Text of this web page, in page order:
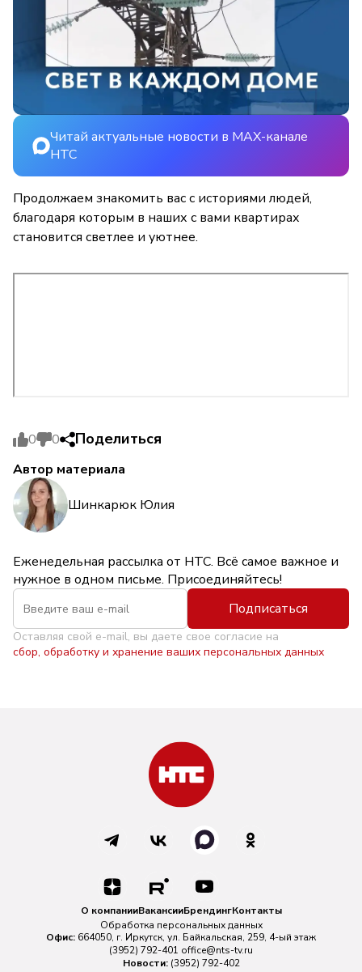
Читай актуальные новости в MAX-канале
НТС
Продолжаем знакомить вас с историями людей,
благодаря которым в наших с вами квартирах
становится светлее и уютнее.
0 0 Поделиться
Автор материала
Шинкарюк Юлия
Еженедельная рассылка от НТС. Всё самое важное и
нужное в одном письме. Присоединяйтесь!
Подписаться
Оставляя свой e-mail, вы даете свое согласие на
сбор, обработку и хранение ваших персональных данных
О компанииВакансииБрендингКонтакты
Обработка персональных данных
Офис: 664050, г. Иркутск, ул. Байкальская, 259, 4-ый этаж
(3952) 792-401 office@nts-tv.ru
Новости: (3952) 792-402